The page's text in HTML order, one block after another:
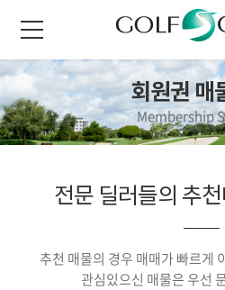
회원권 매
Membership
전문 딜러들의 추
추천 매물의 경우 매매가 빠르게
관심있으신 매물은 우선